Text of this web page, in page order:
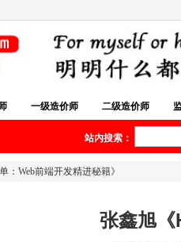
一级造价师 二级造价师
站内搜索：
：Web前端开发精进秘籍》
张鑫旭